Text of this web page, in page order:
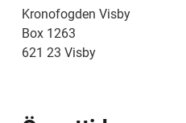
Kronofogden Visby
Box 1263
621 23 Visby